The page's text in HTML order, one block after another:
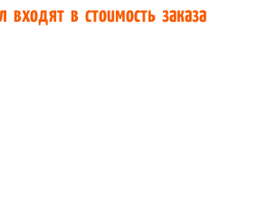
входят в стоимость заказа